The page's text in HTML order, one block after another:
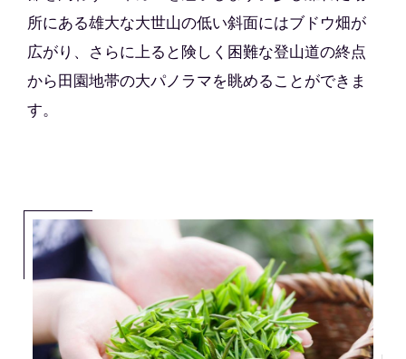
所にある雄大な大世山の低い斜面にはブドウ畑が
広がり、さらに上ると険しく困難な登山道の終点
から田園地帯の大パノラマを眺めることができま
す。